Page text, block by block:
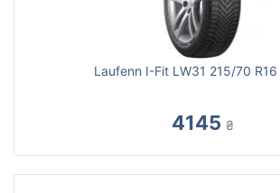
Laufenn I-Fit LW31 215/70
4145 ₴